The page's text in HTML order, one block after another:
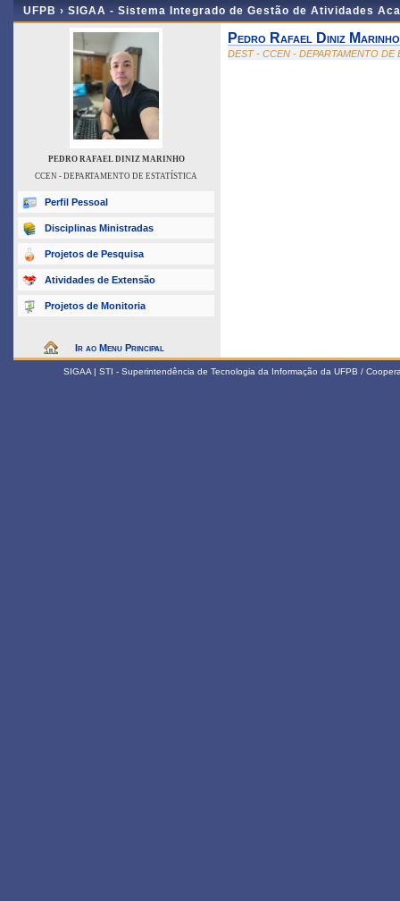
UFPB › SIGAA - Sistema Integrado de Gestão de Atividades
PEDRO RAFAEL DINIZ MARINHO
CCEN - DEPARTAMENTO DE ESTATÍSTICA
Perfil Pessoal
Disciplinas Ministradas
Projetos de Pesquisa
Atividades de Extensão
Projetos de Monitoria
Ir ao Menu Principal
Pedro Rafael Diniz Marinho
DEST - CCEN - DEPARTAMENTO DE
SIGAA | STI - Superintendência de Tecnologia da Informação da UFPB /